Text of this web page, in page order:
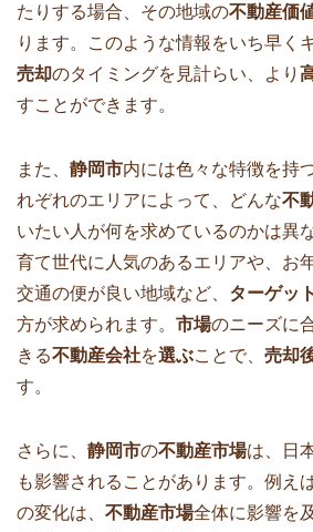
たりする場合、その地域の不動産価
ります。このような情報をいち早く
売却のタイミングを見計らい、より
すことができます。
また、 静岡市内には色々な特徴を持
れぞれのエリアによって、どんな不
いたい人が何を求めているのかは異
育て世代に人気のあるエリアや、お
交通の便が良い地域など、 ターゲット
方が求められます。 市場のニーズに
きる不動産会社を選ぶことで、 売却
す。
さらに、 静岡市の不動産市場は、日
も影響されることがあります。例え
の変化は、 不動産市場全体に影響を